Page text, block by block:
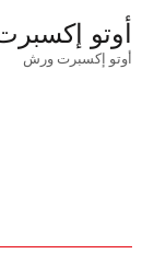
أوتو
أوتو إكسبرت ورش